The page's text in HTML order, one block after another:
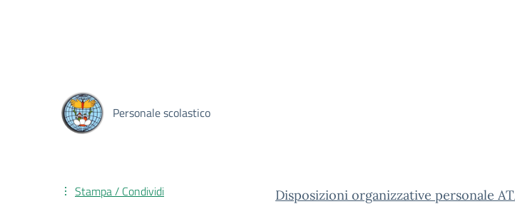
Personale scolastico
Disposizioni organizzative personale
Stampa / Condividi